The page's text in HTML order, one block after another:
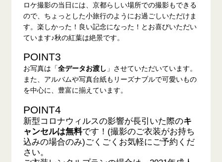
ロケ撮影の当日には、京都らしい場所での撮影もできる
ので、ちょっとした小旅行のようにお過ごしいただけま
す。楽しかった！ 良い記念になった！とお喜びいただい
ています♪秋の紅葉は絶景です。
POINT3
お写真は「全データお渡し 」させていただいています。
また、アルバムや写真台紙もリーズナブルで可愛いもの
を中心に、豊富に揃えています。
POINT4
新型コロナウィルスの影響が長引いた際のキ
ャンセルは無料です！(撮影のご衣装がお持ち
込みの場合のみ)ごくごくお気軽にご予約くだ
さい。